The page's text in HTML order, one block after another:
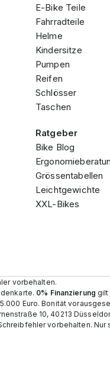
E-Bike Teile
Fahrradteile
Helme
Kindersitze
Pumpen
Reifen
Schlösser
Taschen
Ratgeber
Bike Blog
Grössentabellen
Leichtgewichte
XXL-Bikes
vorbehalten.
0% Finanzierung gilt
Euro. Bonität
10, 40213
vorbehalten. Nur